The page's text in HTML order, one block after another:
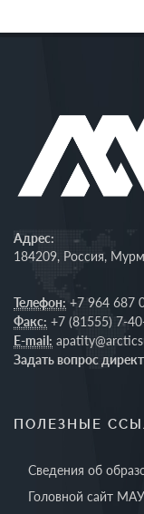
Адрес:
184209, Россия,
Телефон: +7 964 687
Факс: +7 (81555) 7-
E-mail:
Задать вопрос
ПОЛЕЗНЫЕ
Сведения об
Головной сайт МАУ